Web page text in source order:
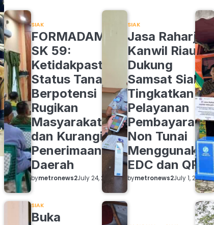
SIAK
FORMADAM
SK 59:
Ketidakpastian
Status Tanah
Berpotensi
Rugikan
Masyarakat
dan Kurangi
Penerimaan
Daerah
bymetronews2July 24, 2026
SIAK
Jasa Raharja
Kanwil Riau
Dukung
Samsat Siak
Tingkatkan
Pelayanan
Pembayaran
Non Tunai
Menggunakan
EDC dan QRIS
bymetronews2July 1, 2026
SIAK
Buka